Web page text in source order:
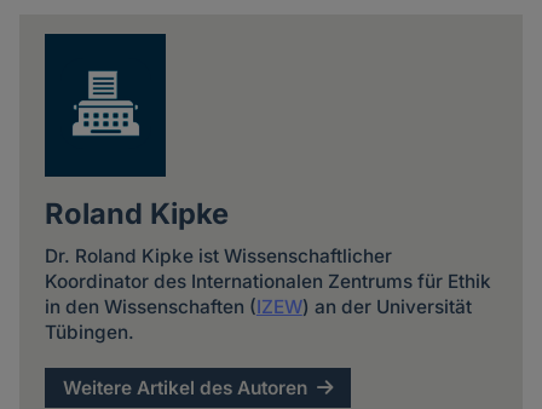
Roland Kipke
Dr. Roland Kipke ist Wissenschaftlicher
Koordinator des Internationalen Zentrums für Ethik
in den Wissenschaften (IZEW) an der Universität
Tübingen.
Weitere Artikel des Autoren